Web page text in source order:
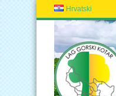
Hrvatski